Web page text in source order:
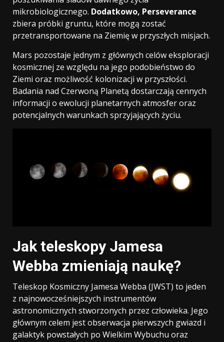
mikrobiologicznego. Dodatkowo, Perseverance
zbiera próbki gruntu, które mogą zostać
przetransportowane na Ziemię w przyszłych misjach.
Mars pozostaje jednym z głównych celów eksploracji
kosmicznej ze względu na jego podobieństwo do
Ziemi oraz możliwość kolonizacji w przyszłości.
Badania nad Czerwoną Planetą dostarczają cennych
informacji o ewolucji planetarnych atmosfer oraz
potencjalnych warunkach sprzyjających życiu.
Jak teleskopy Jamesa
Webba zmieniają naukę?
Teleskop Kosmiczny Jamesa Webba (JWST) to jeden
z najnowocześniejszych instrumentów
astronomicznych stworzonych przez człowieka. Jego
głównym celem jest obserwacja pierwszych gwiazd i
galaktyk powstałych po Wielkim Wybuchu oraz